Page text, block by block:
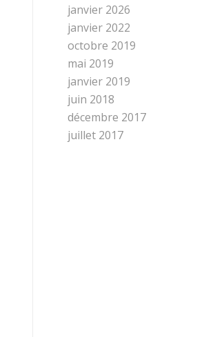
janvier 2026
janvier 2022
octobre 2019
mai 2019
janvier 2019
juin 2018
décembre 2017
juillet 2017